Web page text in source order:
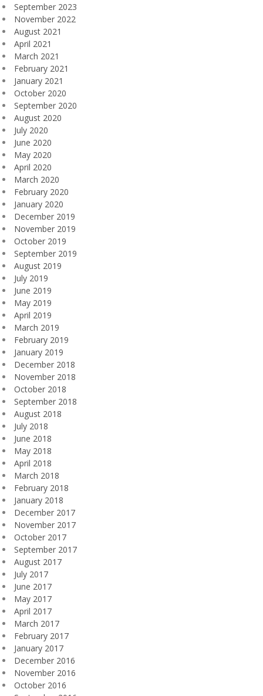
September 2023
November 2022
August 2021
April 2021
March 2021
February 2021
January 2021
October 2020
September 2020
August 2020
July 2020
June 2020
May 2020
April 2020
March 2020
February 2020
January 2020
December 2019
November 2019
October 2019
September 2019
August 2019
July 2019
June 2019
May 2019
April 2019
March 2019
February 2019
January 2019
December 2018
November 2018
October 2018
September 2018
August 2018
July 2018
June 2018
May 2018
April 2018
March 2018
February 2018
January 2018
December 2017
November 2017
October 2017
September 2017
August 2017
July 2017
June 2017
May 2017
April 2017
March 2017
February 2017
January 2017
December 2016
November 2016
October 2016